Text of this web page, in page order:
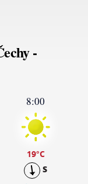
-
8:00
19°C
S